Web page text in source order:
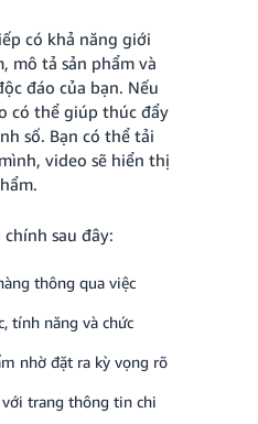
có khả năng giới
mô tả sản phẩm và
đáo của bạn. Nếu
có thể giúp thúc đẩy
số. Bạn có thể tải
video sẽ hiển thị
sau đây:
thông qua việc
tính năng và chức
nhờ đặt ra kỳ vọng rõ
trang thông tin chi